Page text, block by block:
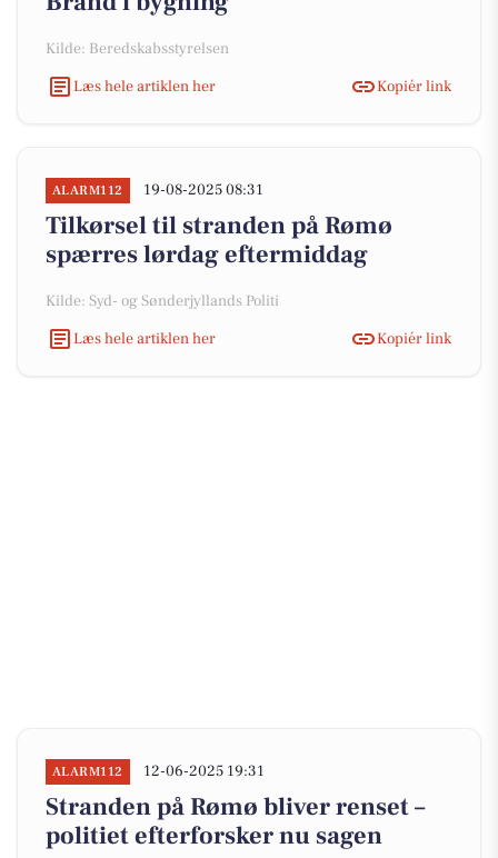
Kilde: Beredskabsstyrelsen
Læs hele artiklen her
Kopiér link
ALARM112 19-08-2025 08:31
Tilkørsel til stranden på Rømø
spærres lørdag eftermiddag
Kilde: Syd- og Sønderjyllands Politi
Læs hele artiklen her
Kopiér link
ALARM112 12-06-2025 19:31
Stranden på Rømø bliver renset –
politiet efterforsker nu sagen